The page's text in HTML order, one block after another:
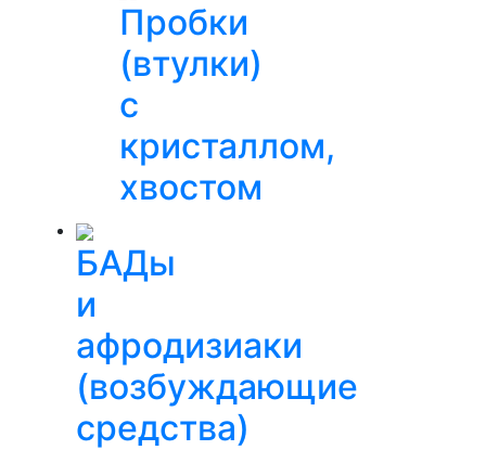
Пробки
(втулки)
с
кристаллом,
хвостом
БАДы
и
афродизиаки
(возбуждающие
средства)